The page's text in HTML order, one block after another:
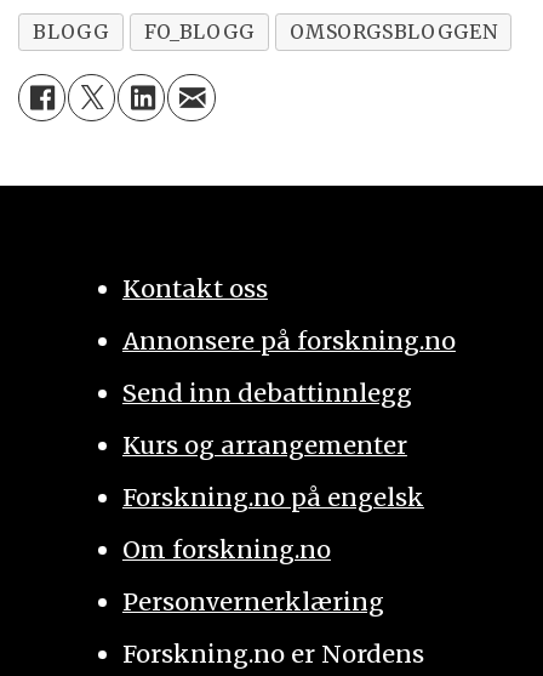
BLOGG FO_BLOGG OMSORGSBLOGGEN
Kontakt oss
Annonsere på forskning.no
Send inn debattinnlegg
Kurs og arrangementer
Forskning.no på engelsk
Om forskning.no
Personvernerklæring
Forskning.no er Nordens